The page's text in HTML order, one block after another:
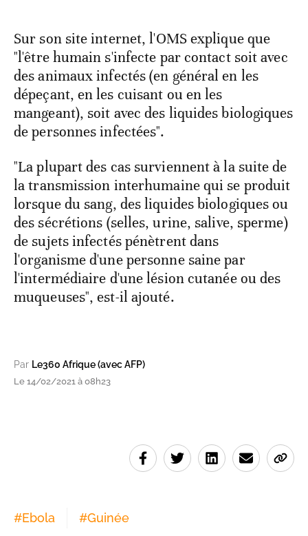
Sur son site internet, l'OMS explique que
"l'être humain s'infecte par contact soit avec
des animaux infectés (en général en les
dépeçant, en les cuisant ou en les
mangeant), soit avec des liquides biologiques
de personnes infectées".
"La plupart des cas surviennent à la suite de
la transmission interhumaine qui se produit
lorsque du sang, des liquides biologiques ou
des sécrétions (selles, urine, salive, sperme)
de sujets infectés pénètrent dans
l'organisme d'une personne saine par
l'intermédiaire d'une lésion cutanée ou des
muqueuses", est-il ajouté.
Par Le360 Afrique (avec AFP)
Le 14/02/2021 à 08h23
#Ebola #Guinée